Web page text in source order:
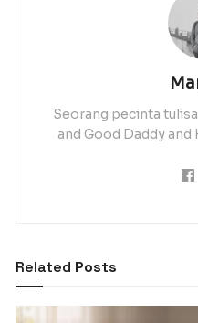
Seorang pecinta
and Good Daddy and
Related Posts